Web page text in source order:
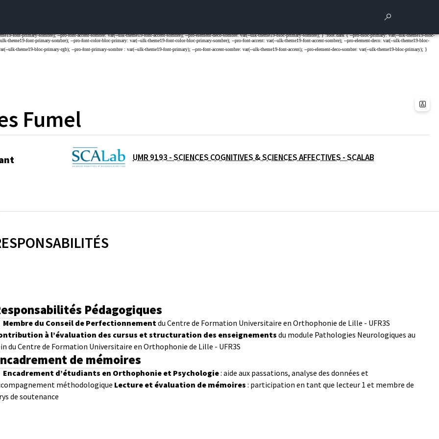
Rechercher
Fumel
UMR 9193 - SCIENCES COGNITIVES & SCIENCES AFFECTIVES - SCALAB
Pédagogiques
Membre du Conseil de Perfectionnement du Centre de Formation Universitaire en Orthophonie de Lille - UFR3S
à l’évaluation des cursus et structuration des enseignements du module Pathologies Neurologiques au
du Centre de Formation Universitaire en Orthophonie de Lille - UFR3S
de mémoires
Encadrement d’étudiants en Orthophonie et Psychologie: aide aux passations, analyse des données et
méthodologique Lecture et évaluation de mémoires : participation en tant que lecteur 1 et membre de
de soutenance